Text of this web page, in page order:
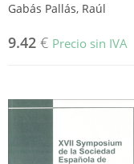
Gabás Pallás, Raúl
9.42 € Precio sin IVA